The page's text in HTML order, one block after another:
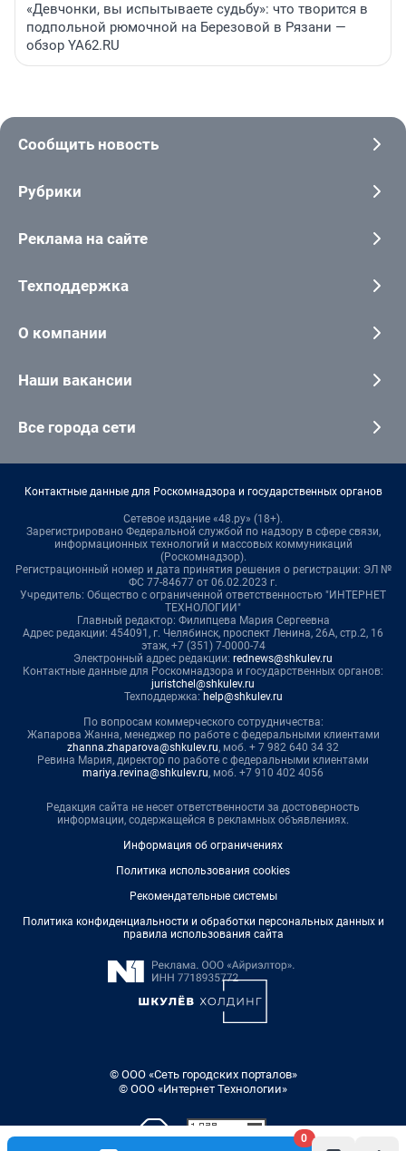
0
«Девчонки, вы испытываете судьбу»: что творится в
подпольной рюмочной на Березовой в Рязани —
обзор YA62.RU
Сообщить новость
Рубрики
Реклама на сайте
Техподдержка
О компании
Наши вакансии
Все города сети
Контактные данные для Роскомнадзора и государственных органов
Сетевое издание «48.ру» (18+).
Зарегистрировано Федеральной службой по надзору в сфере связи,
информационных технологий и массовых коммуникаций
(Роскомнадзор).
Регистрационный номер и дата принятия решения о регистрации: ЭЛ №
ФС 77-84677 от 06.02.2023 г.
Учредитель: Общество с ограниченной ответственностью "ИНТЕРНЕТ
ТЕХНОЛОГИИ"
Главный редактор: Филипцева Мария Сергеевна
Адрес редакции: 454091, г. Челябинск, проспект Ленина, 26А, стр.2, 16
этаж, +7 (351) 7-0000-74
Электронный адрес редакции: rednews@shkulev.ru
Контактные данные для Роскомнадзора и государственных органов:
juristchel@shkulev.ru
Техподдержка: help@shkulev.ru
По вопросам коммерческого сотрудничества:
Жапарова Жанна, менеджер по работе с федеральными клиентами
zhanna.zhaparova@shkulev.ru, моб. + 7 982 640 34 32
Ревина Мария, директор по работе с федеральными клиентами
mariya.revina@shkulev.ru, моб. +7 910 402 4056
Редакция сайта не несет ответственности за достоверность
информации, содержащейся в рекламных объявлениях.
Информация об ограничениях
Политика использования cookies
Рекомендательные системы
Политика конфиденциальности и обработки персональных данных и
правила использования сайта
© ООО «Сеть городских порталов»
© ООО «Интернет Технологии»